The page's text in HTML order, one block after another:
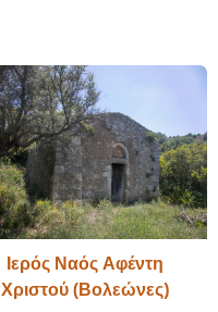
Ιερός Ναός Αφέντη
Χριστού (Βολεώνες)